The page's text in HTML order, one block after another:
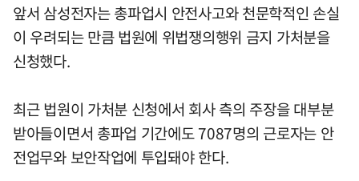
앞서 삼성전자는 총파업시 안전사고와 천문학적인 손실
이 우려되는 만큼 법원에 위법쟁의행위 금지 가처분을
신청했다.
최근 법원이 가처분 신청에서 회사 측의 주장을 대부분
받아들이면서 총파업 기간에도 7087명의 근로자는 안
전업무와 보안작업에 투입돼야 한다.